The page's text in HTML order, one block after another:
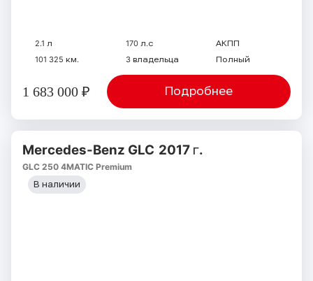
2.1 л 170 л.с
АКПП
101 325 км.
3 владельца Полный
Подробнее
1 683 000 ₽
Mercedes-Benz GLC 2017 г.
GLC 250 4MATIC Premium
В наличии